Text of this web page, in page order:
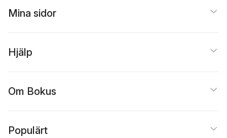
Mina sidor
Hjälp
Om Bokus
Populärt